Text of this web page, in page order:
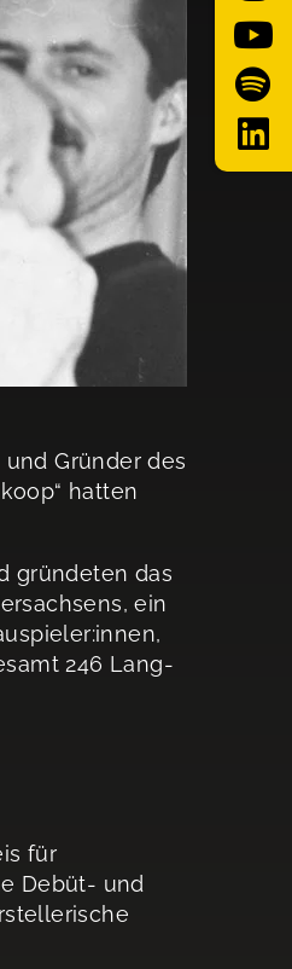
Gründer des
hatten
gründeten das
ein
246 Lang-
für
Debüt- und